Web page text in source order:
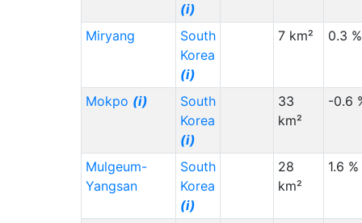
(i)
Miryang
South
Korea
(i)
7 km² 0.3 %
Mokpo (i)
South
Korea
(i)
33
km²
-0.6
Mulgeum-
Yangsan
South
Korea
(i)
28
km²
1.6 %